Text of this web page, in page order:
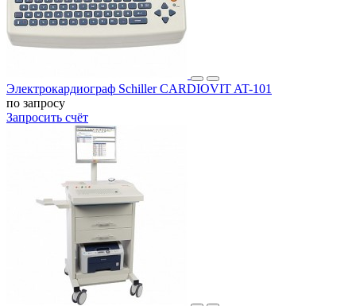
Электрокардиограф Schiller CARDIOVIT AT-101
по запросу
Запросить счёт